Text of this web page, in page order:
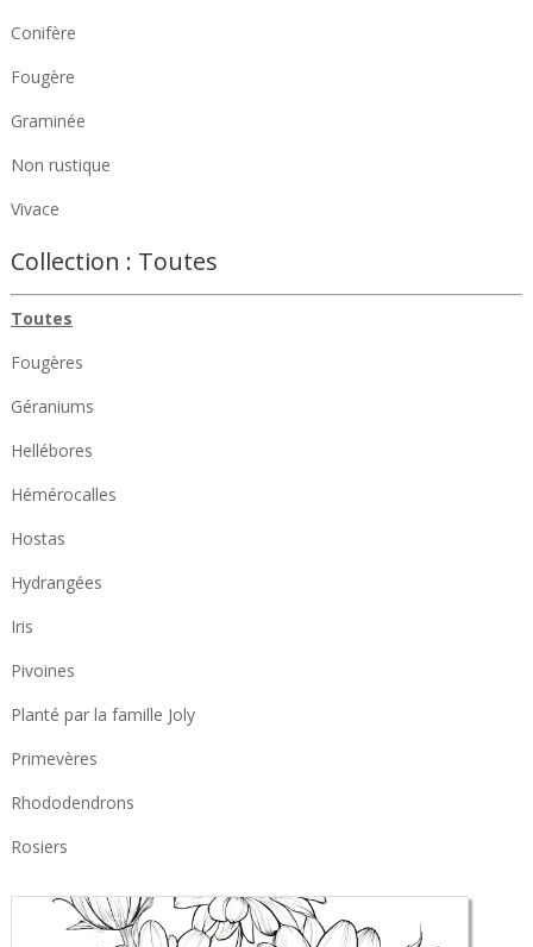
Conifère
Fougère
Graminée
Non rustique
Vivace
Collection : Toutes
Toutes
Fougères
Géraniums
Hellébores
Hémérocalles
Hostas
Hydrangées
Iris
Pivoines
Planté par la famille Joly
Primevères
Rhododendrons
Rosiers